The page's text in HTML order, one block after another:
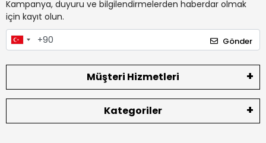
Kampanya, duyuru ve bilgilendirmelerden haberdar olmak
için kayıt olun.
Gönder
Müşteri Hizmetleri
Kategoriler